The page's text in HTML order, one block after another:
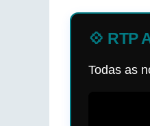
💠 RTP
Todas as